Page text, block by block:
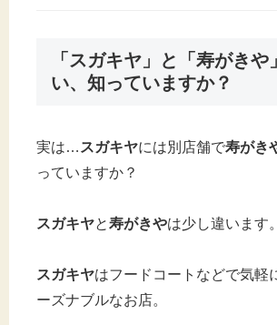
「スガキヤ」と「寿がきや
い、知っていますか？
実は… スガキヤには別店舗で寿がき
っていますか？
スガキヤと寿がきやは少し違います。
スガキヤはフードコートなどで気軽
ーズナブルなお店。